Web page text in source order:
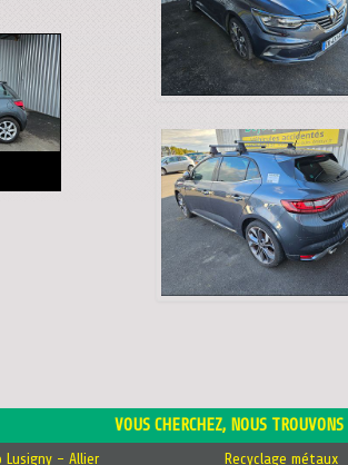
VOUS CHERCHEZ, NOUS TROUVONS
Lusigny - Allier Recyclage métaux